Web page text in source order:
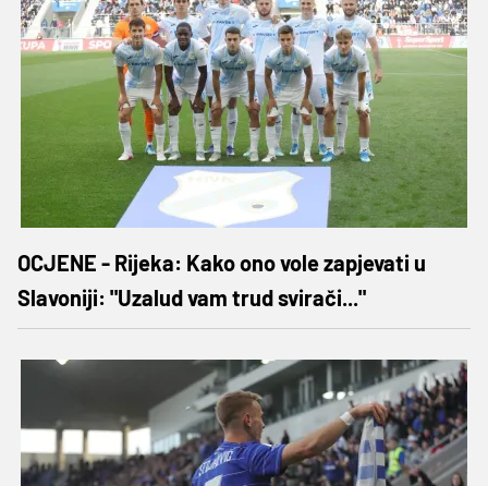
OCJENE - Rijeka: Kako ono vole zapjevati u
Slavoniji: "Uzalud vam trud svirači..."